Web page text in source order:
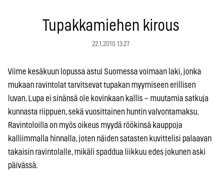
Tupakkamiehen kirous
22.1.2010 13:27
Viime kesäkuun lopussa astui Suomessa voimaan laki, jonka
mukaan ravintolat tarvitsevat tupakan myymiseen erillisen
luvan. Lupa ei sinänsä ole kovinkaan kallis – muutamia satkuja
kunnasta riippuen, sekä vuosittainen huntin valvontamaksu.
Ravintoloilla on myös oikeus myydä röökinsä kauppoja
kalliimmalla hinnalla, joten näiden satasten kuvittelisi palaavan
takaisin ravintolalle, mikäli spaddua liikkuu edes jokunen aski
päivässä.